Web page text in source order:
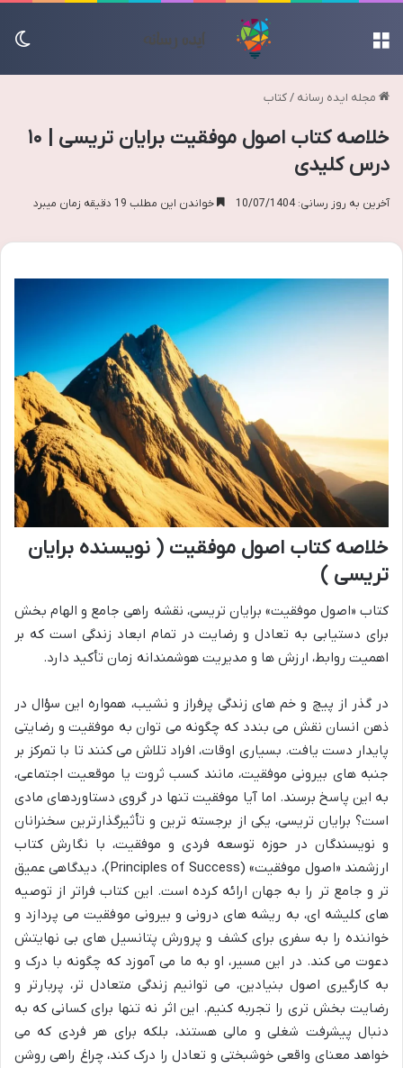
مجله ایده رسانه /کتاب
خلاصه کتاب اصول موفقیت برایان تریسی | ۱۰
درس کلیدی
آخرین به روز رسانی: 10/07/1404 خواندن این مطلب 19 دقیقه زمان میبرد
خلاصه کتاب اصول موفقیت ( نویسنده برایان
تریسی )
کتاب «اصول موفقیت» برایان تریسی، نقشه راهی جامع و الهام بخش
برای دستیابی به تعادل و رضایت در تمام ابعاد زندگی است که بر
اهمیت روابط، ارزش ها و مدیریت هوشمندانه زمان تأکید دارد.
در گذر از پیچ و خم های زندگی پرفراز و نشیب، همواره این سؤال در
ذهن انسان نقش می بندد که چگونه می توان به موفقیت و رضایتی
پایدار دست یافت. بسیاری اوقات، افراد تلاش می کنند تا با تمرکز بر
جنبه های بیرونی موفقیت، مانند کسب ثروت یا موقعیت اجتماعی،
به این پاسخ برسند. اما آیا موفقیت تنها در گروی دستاوردهای مادی
است؟ برایان تریسی، یکی از برجسته ترین و تأثیرگذارترین سخنرانان
و نویسندگان در حوزه توسعه فردی و موفقیت، با نگارش کتاب
ارزشمند «اصول موفقیت» (Principles of Success)، دیدگاهی عمیق
تر و جامع تر را به جهان ارائه کرده است. این کتاب فراتر از توصیه
های کلیشه ای، به ریشه های درونی و بیرونی موفقیت می پردازد و
خواننده را به سفری برای کشف و پرورش پتانسیل های بی نهایتش
دعوت می کند. در این مسیر، او به ما می آموزد که چگونه با درک و
به کارگیری اصول بنیادین، می توانیم زندگی متعادل تر، پربارتر و
رضایت بخش تری را تجربه کنیم. این اثر نه تنها برای کسانی که به
دنبال پیشرفت شغلی و مالی هستند، بلکه برای هر فردی که می
خواهد معنای واقعی خوشبختی و تعادل را درک کند، چراغ راهی روشن